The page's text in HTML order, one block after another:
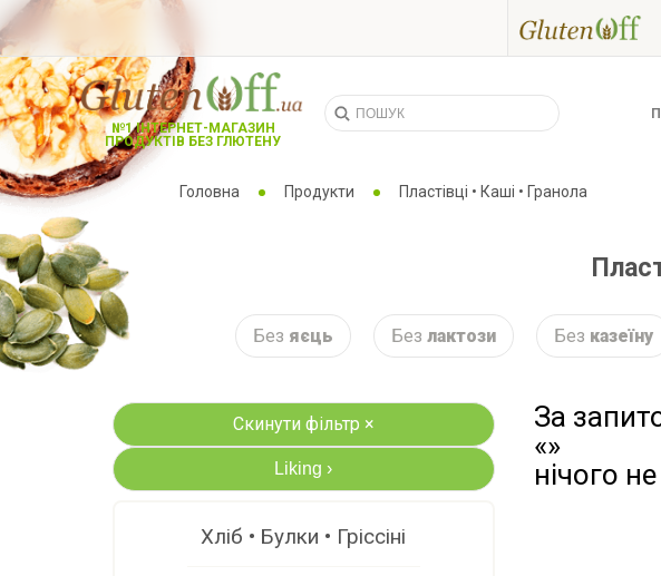
№1 ІНТЕРНЕТ-МАГАЗИН
ПРОДУКТІВ БЕЗ ГЛЮТЕНУ
Головна Продукти Пластівці • Каші • Гранола
Без яєць Безлактози Без казеїну
Скинути фільтр ×
Liking ›
Хліб • Булки • Гріссіні
За
«»
нічого